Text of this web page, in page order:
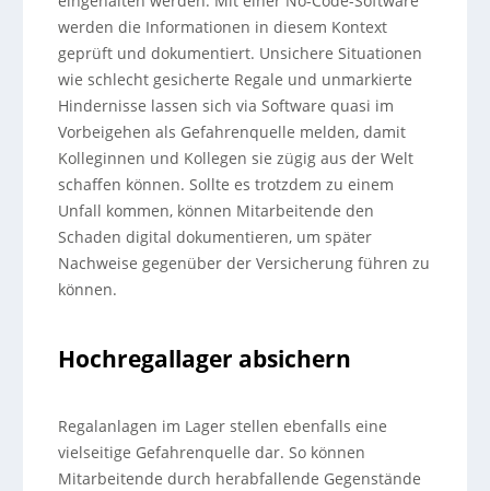
werden die Informationen in diesem Kontext
geprüft und dokumentiert. Unsichere Situationen
wie schlecht gesicherte Regale und unmarkierte
Hindernisse lassen sich via Software quasi im
Vorbeigehen als Gefahrenquelle melden, damit
Kolleginnen und Kollegen sie zügig aus der Welt
schaffen können. Sollte es trotzdem zu einem
Unfall kommen, können Mitarbeitende den
Schaden digital dokumentieren, um später
Nachweise gegenüber der Versicherung führen zu
können.
Hochregallager absichern
Regalanlagen im Lager stellen ebenfalls eine
vielseitige Gefahrenquelle dar. So können
Mitarbeitende durch herabfallende Gegenstände